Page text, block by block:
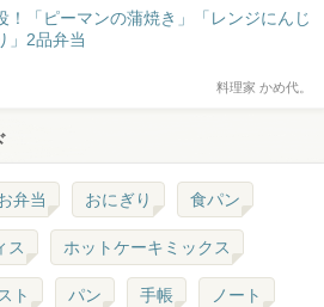
！「ピーマンの蒲焼き」「レンジにんじ
」2品弁当
料理家 かめ代。
弁当 おにぎり 食パン
ス ホットケーキミックス
ト パン 手帳 ノート